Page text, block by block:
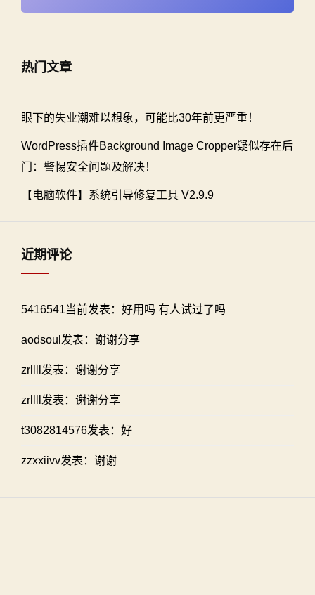
热门文章
眼下的失业潮难以想象，可能比30年前更严重！
WordPress插件Background Image Cropper疑似存在后
门：警惕安全问题及解决！
【电脑软件】系统引导修复工具 V2.9.9
近期评论
5416541当前发表：好用吗 有人试过了吗
aodsoul发表：谢谢分享
zrllll发表：谢谢分享
zrllll发表：谢谢分享
t3082814576发表：好
zzxxiivv发表：谢谢